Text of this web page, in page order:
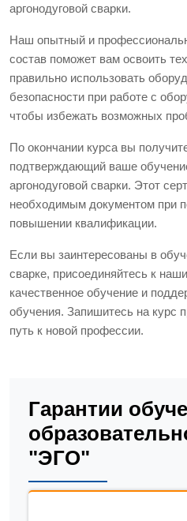
аргонодуговой сварки.
Наш опытный и
состав поможет вам освоить
правильно использовать
безопасности при работе с
чтобы избежать возможных
По окончании курса вы
подтверждающий ваше
аргонодуговой сварки. Этот
необходимым документом при
повышении квалификации.
Если вы заинтересованы в
сварке, присоединяйтесь к
качественное обучение и
обучения. Запишитесь на курс
путь к новой профессии.
Гарантии
"ЭГО"